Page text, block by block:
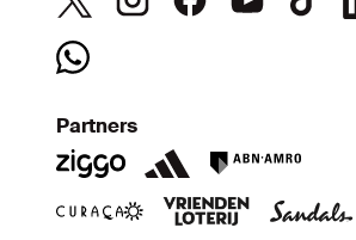
Partners